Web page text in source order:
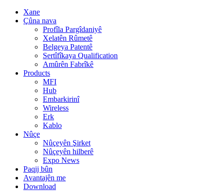
Xane
Çûna nava
Profîla Pargîdaniyê
Xelatên Rûmetê
Belgeya Patentê
Sertîfîkaya Qualification
Amûrên Fabrîkê
Products
MFI
Hub
Embarkirinî
Wireless
Erk
Kablo
Nûçe
Nûçeyên Şirket
Nûçeyên hilberê
Expo News
Paqij bûn
Avantajên me
Download